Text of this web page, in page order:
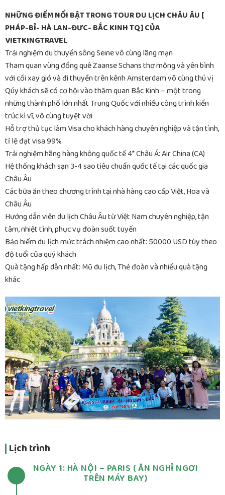
NHỮNG ĐIỂM NỔI BẬT TRONG TOUR DU LỊCH CHÂU ÂU [
PHÁP-BỈ- HÀ LAN-ĐƯC- BẮC KINH TQ] CỦA
VIETKINGTRAVEL
Trải nghiệm du thuyền sông Seine vô cùng lãng mạn
Tham quan vùng đồng quê Zaanse Schans thơ mộng và yên bình
với cối xay gió và đi thuyền trên kênh Amsterdam vô cùng thú vị
Qúy khách sẽ có cơ hội vào thăm quan Bắc Kinh – một trong
những thành phố lớn nhất Trung Quốc với nhiều công trình kiến
trúc kì vĩ, vô cùng tuyệt vời
Hỗ trợ thủ tục làm Visa cho khách hàng chuyên nghiệp và tận tình,
tỉ lệ đạt visa 99%
Trải nghiệm hãng hàng không quốc tế 4* Châu Á: Air China (CA)
Hệ thống khách sạn 3-4 sao tiêu chuẩn quốc tế tại các quốc gia
Châu Âu
Các bữa ăn theo chương trình tại nhà hàng cao cấp Việt, Hoa và
Châu Âu
Hướng dẫn viên du lịch Châu Âu từ Việt Nam chuyên nghiệp, tận
tâm, nhiệt tình, phục vụ đoàn suốt tuyến
Bảo hiểm du lịch mức trách nhiệm cao nhất: 50000 USD tùy theo
độ tuổi của quý khách
Quà tặng hấp dẫn nhất: Mũ du lịch, Thẻ đoàn và nhiều quà tặng
khác
Lịch trình
NGÀY 1: HÀ NỘI – PARIS ( ĂN NGHỈ NGƠI
TRÊN MÁY BAY)